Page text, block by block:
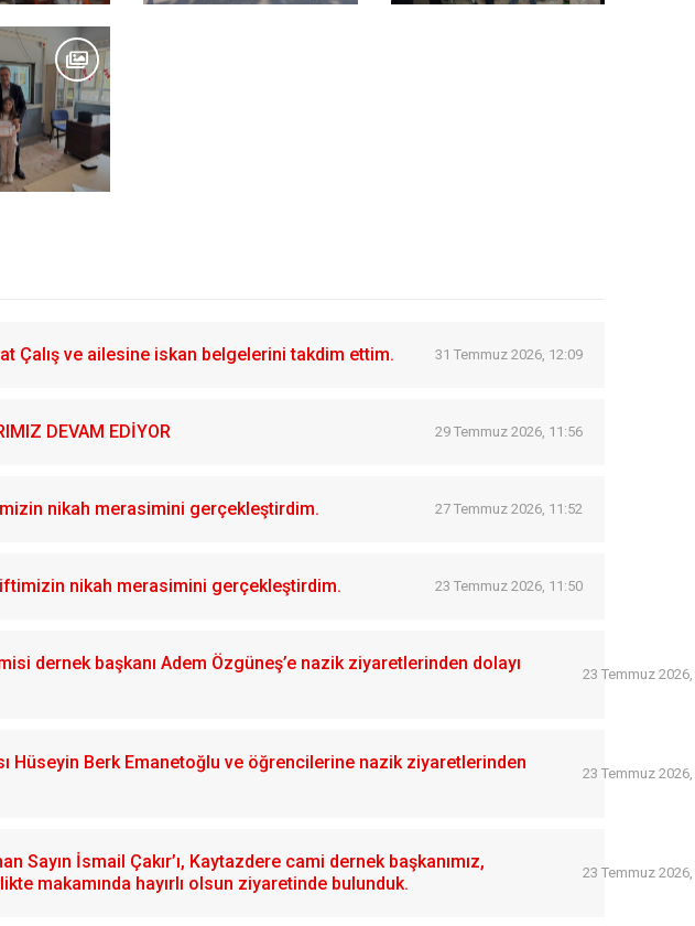
Çalış ve ailesine iskan belgelerini takdim ettim. 31 Temmuz 2026, 12:09
DEVAM EDİYOR 29 Temmuz 2026, 11:56
nikah merasimini gerçekleştirdim. 27 Temmuz 2026, 11:52
nikah merasimini gerçekleştirdim. 23 Temmuz 2026, 11:50
dernek başkanı Adem Özgüneş’e nazik ziyaretlerinden dolayı
23 Temmuz
Hüseyin Berk Emanetoğlu ve öğrencilerine nazik ziyaretlerinden
23 Temmuz
Sayın İsmail Çakır’ı, Kaytazdere cami dernek başkanımız,
makamında hayırlı olsun ziyaretinde bulunduk.
23 Temmuz